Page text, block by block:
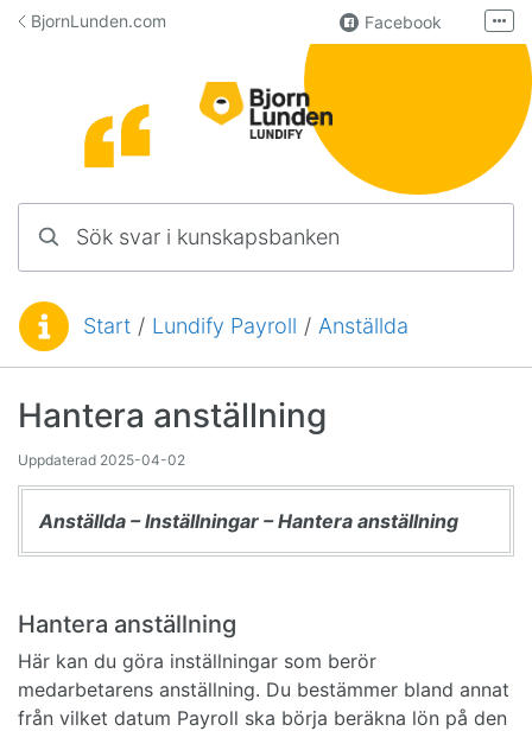
Hoppa till innehåll
BjornLunden.com Facebook
Kontakta oss
Manualer för övriga program
Fler
Du är här:Start / Lundify Payroll / Anställda
Hantera anställning
Uppdaterad 2025-04-02
Anställda – Inställningar – Hantera anställning
Hantera anställning
Här kan du göra inställningar som berör
medarbetarens anställning. Du bestämmer bland annat
från vilket datum Payroll ska börja beräkna lön på den